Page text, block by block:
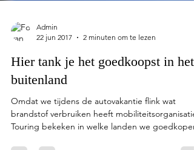
22 jun 2017
2 minuten om te lezen
Hier tank je het goedkoopst in het
buitenland